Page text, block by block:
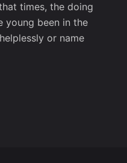
times, the doing
young been in the
or name